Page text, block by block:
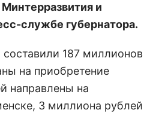
и
службе губернатора.
187 миллионов
на приобретение
направлены на
3 миллиона рублей